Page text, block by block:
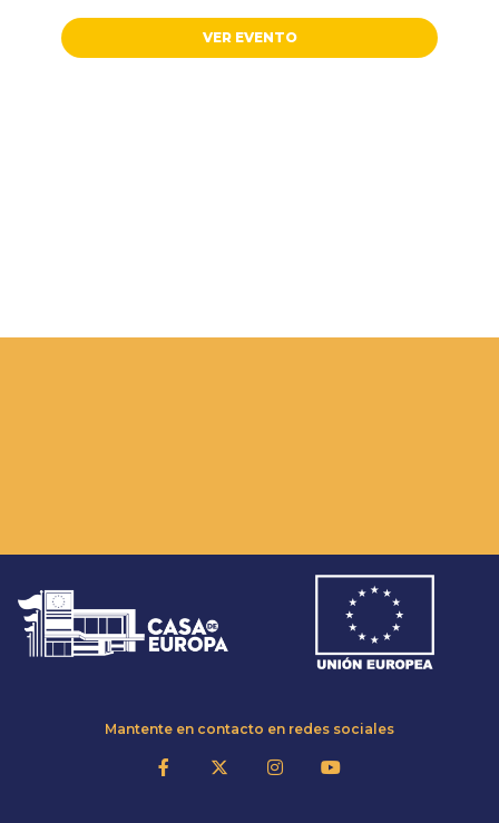
VER EVENTO
Mantente en contacto en redes sociales